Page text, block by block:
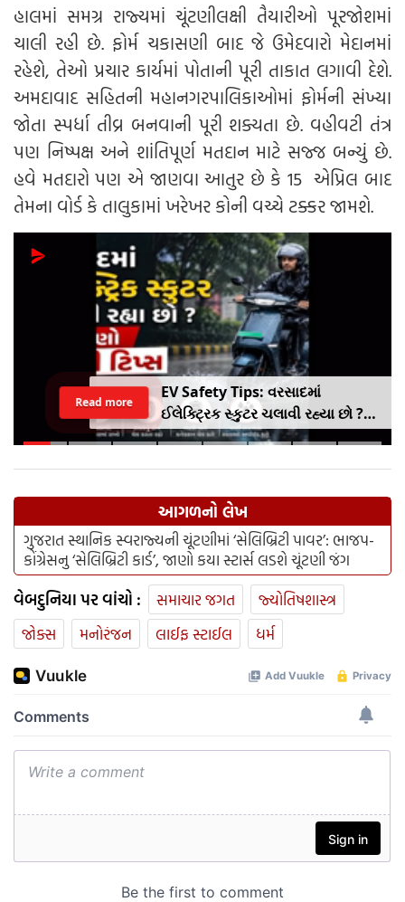
હાલમાં સમગ્ર રાજ્યમાં ચૂંટણીલક્ષી તૈયારીઓ પૂરજોશમાં
ચાલી રહી છે. ફોર્મ ચકાસણી બાદ જે ઉમેદવારો મેદાનમાં
રહેશે, તેઓ પ્રચાર કાર્યમાં પોતાની પૂરી તાકાત લગાવી દેશે.
અમદાવાદ સહિતની મહાનગરપાલિકાઓમાં ફોર્મની સંખ્યા
જોતા સ્પર્ધા તીવ્ર બનવાની પૂરી શક્યતા છે. વહીવટી તંત્ર
પણ નિષ્પક્ષ અને શાંતિપૂર્ણ મતદાન માટે સજ્જ બન્યું છે.
હવે મતદારો પણ એ જાણવા આતુર છે કે 15 એપ્રિલ બાદ
તેમના વોર્ડ કે તાલુકામાં ખરેખર કોની વચ્ચે ટક્કર જામશે.
EV Safety Tips: વરસાદમાં
ઈલેક્ટ્રિક સ્કુટર ચલાવી રહ્યા છો ?
આ નાનકડી ભૂલ પડી શકે છે ભારે ..
Read more
આગળનો લેખ
ગુજરાત સ્થાનિક સ્વરાજ્યની ચૂંટણીમાં ‘સેલિબ્રિટી પાવર’: ભાજપ-
કોંગ્રેસનુ ‘સેલિબ્રિટી કાર્ડ’, જાણો કયા સ્ટાર્સ લડશે ચૂંટણી જંગ
વેબદુનિયા પર વાંચો : સમાચાર જગત
જ્યોતિષશાસ્ત્ર
જોક્સ
મનોરંજન લાઈફ સ્ટાઈલ ધર્મ